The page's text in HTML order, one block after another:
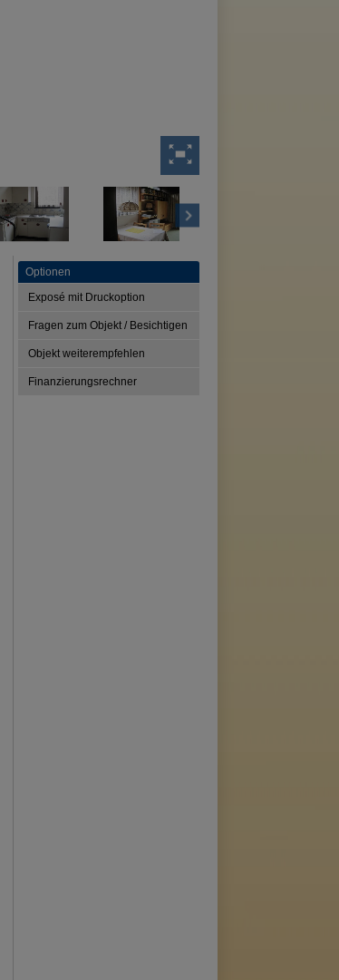
Optionen
Exposé mit Druckoption
Fragen zum Objekt / Besichtigen
Objekt weiterempfehlen
Finanzierungsrechner
Datenschutz